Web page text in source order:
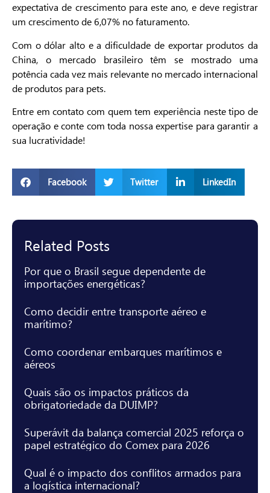
expectativa de crescimento para este ano, e deve registrar
um crescimento de 6,07% no faturamento.
Com o dólar alto e a dificuldade de exportar produtos da
China, o mercado brasileiro têm se mostrado uma
potência cada vez mais relevante no mercado internacional
de produtos para pets.
Entre em contato com quem tem experiência neste tipo de
operação e conte com toda nossa expertise para garantir a
sua lucratividade!
Facebook Twitter LinkedIn
Related Posts
Por que o Brasil segue dependente de
importações energéticas?
Como decidir entre transporte aéreo e
marítimo?
Como coordenar embarques marítimos e
aéreos
Quais são os impactos práticos da
obrigatoriedade da DUIMP?
Superávit da balança comercial 2025 reforça o
papel estratégico do Comex para 2026
Qual é o impacto dos conflitos armados para
a logística internacional?